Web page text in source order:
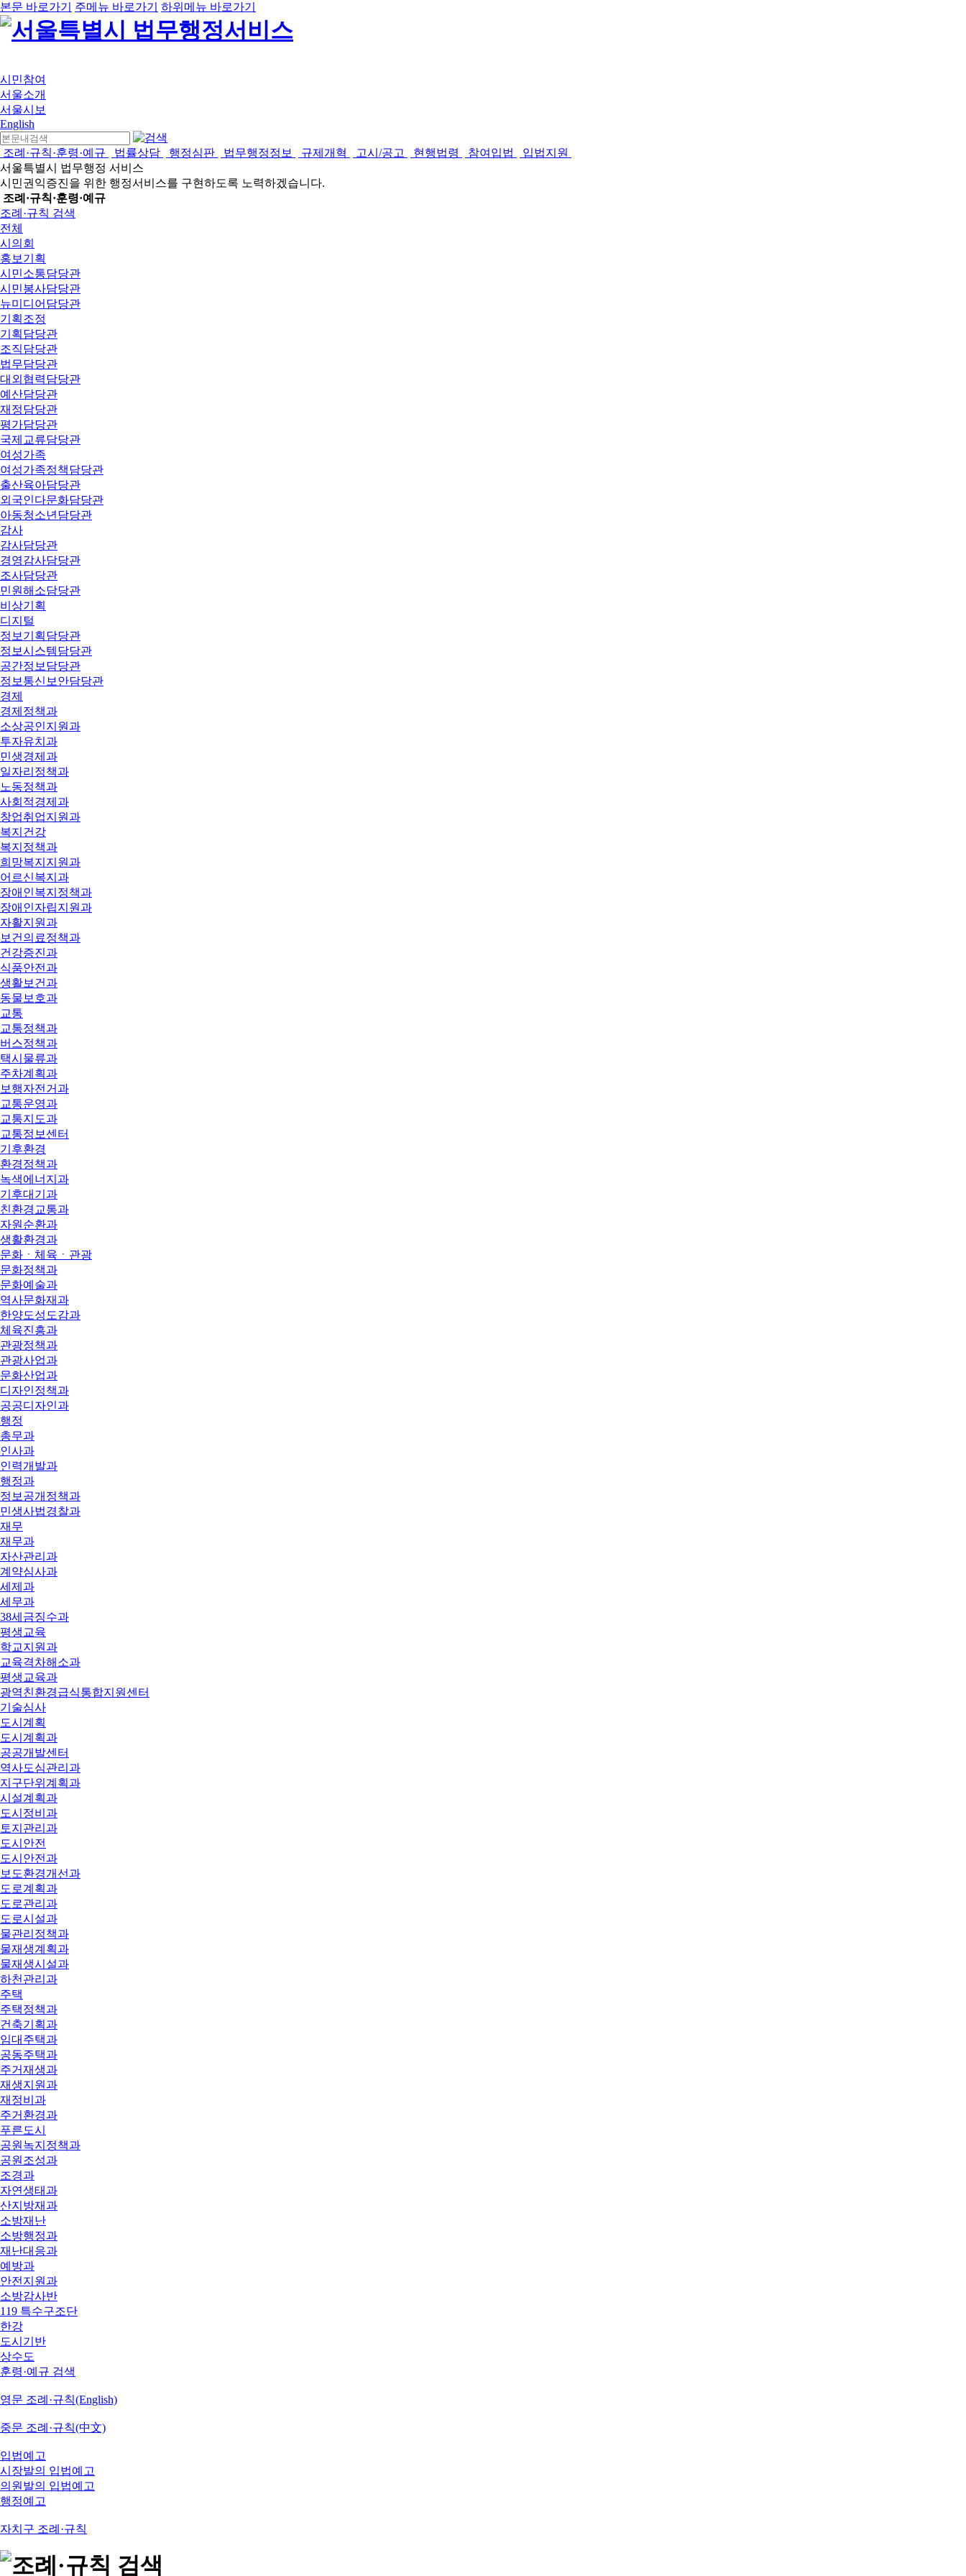
본문 바로가기 주메뉴 바로가기 하위메뉴 바로가기
시민참여
서울소개
서울시보
English
조례·규칙·훈령·예규 법률상담 행정심판 법무행정정보 규제개혁 고시/공고 현행법령 참여입법
입법지원
서울특별시 법무행정 서비스
시민권익증진을 위한 행정서비스를 구현하도록 노력하겠습니다.
조례·규칙·훈령·예규
조례·규칙 검색
전체
시의회
홍보기획
시민소통담당관
시민봉사담당관
뉴미디어담당관
기획조정
기획담당관
조직담당관
법무담당관
대외협력담당관
예산담당관
재정담당관
평가담당관
국제교류담당관
여성가족
여성가족정책담당관
출산육아담당관
외국인다문화담당관
아동청소년담당관
감사
감사담당관
경영감사담당관
조사담당관
민원해소담당관
비상기획
디지털
정보기획담당관
정보시스템담당관
공간정보담당관
정보통신보안담당관
경제
경제정책과
소상공인지원과
투자유치과
민생경제과
일자리정책과
노동정책과
사회적경제과
창업취업지원과
복지건강
복지정책과
희망복지지원과
어르신복지과
장애인복지정책과
장애인자립지원과
자활지원과
보건의료정책과
건강증진과
식품안전과
생활보건과
동물보호과
교통
교통정책과
버스정책과
택시물류과
주차계획과
보행자전거과
교통운영과
교통지도과
교통정보센터
기후환경
환경정책과
녹색에너지과
기후대기과
친환경교통과
자원순환과
생활환경과
문화ㆍ체육ㆍ관광
문화정책과
문화예술과
역사문화재과
한양도성도감과
체육진흥과
관광정책과
관광사업과
문화산업과
디자인정책과
공공디자인과
행정
총무과
인사과
인력개발과
행정과
정보공개정책과
민생사법경찰과
재무
재무과
자산관리과
계약심사과
세제과
세무과
38세금징수과
평생교육
학교지원과
교육격차해소과
평생교육과
광역친환경급식통합지원센터
기술심사
도시계획
도시계획과
공공개발센터
역사도심관리과
지구단위계획과
시설계획과
도시정비과
토지관리과
도시안전
도시안전과
보도환경개선과
도로계획과
도로관리과
도로시설과
물관리정책과
물재생계획과
물재생시설과
하천관리과
주택
주택정책과
건축기획과
임대주택과
공동주택과
주거재생과
재생지원과
재정비과
주거환경과
푸른도시
공원녹지정책과
공원조성과
조경과
자연생태과
산지방재과
소방재난
소방행정과
재난대응과
예방과
안전지원과
소방감사반
119 특수구조단
한강
도시기반
상수도
훈령·예규 검색
영문 조례·규칙(English)
중문 조례·규칙(中文)
입법예고
시장발의 입법예고
의원발의 입법예고
행정예고
자치구 조례·규칙